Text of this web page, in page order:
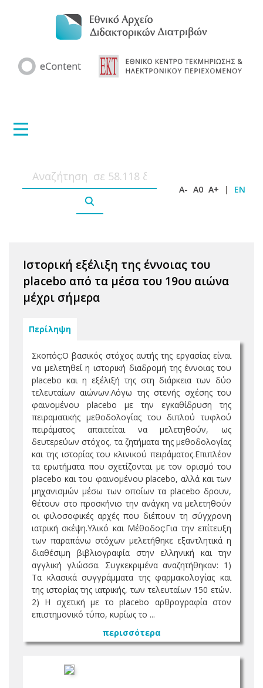
A- A0 A+ | EN
Ιστορική εξέλιξη της έννοιας του
placebo από τα μέσα του 19ου αιώνα
μέχρι σήμερα
Περίληψη
Σκοπός:Ο βασικός στόχος αυτής της εργασίας είναι
να μελετηθεί η ιστορική διαδρομή της έννοιας του
placebo και η εξέλιξή της στη διάρκεια των δύο
τελευταίων αιώνων.Λόγω της στενής σχέσης του
φαινομένου placebo με την εγκαθίδρυση της
πειραματικής μεθοδολογίας του διπλού τυφλού
πειράματος απαιτείται να μελετηθούν, ως
δευτερεύων στόχος, τα ζητήματα της μεθοδολογίας
και της ιστορίας του κλινικού πειράματος.Επιπλέον
τα ερωτήματα που σχετίζονται με τον ορισμό του
placebo και του φαινομένου placebo, αλλά και των
μηχανισμών μέσω των οποίων τα placebo δρουν,
θέτουν στο προσκήνιο την ανάγκη να μελετηθούν
οι φιλοσοφικές αρχές που διέπουν τη σύγχρονη
ιατρική σκέψη.Υλικό και Μέθοδος:Για την επίτευξη
των παραπάνω στόχων μελετήθηκε εξαντλητικά η
διαθέσιμη βιβλιογραφία στην ελληνική και την
αγγλική γλώσσα. Συγκεκριμένα αναζητήθηκαν: 1)
Τα κλασικά συγγράμματα της φαρμακολογίας και
της ιστορίας της ιατρικής, των τελευταίων 150 ετών.
2) Η σχετική με το placebo αρθρογραφία στον
επιστημονικό τύπο, κυρίως το ...
περισσότερα